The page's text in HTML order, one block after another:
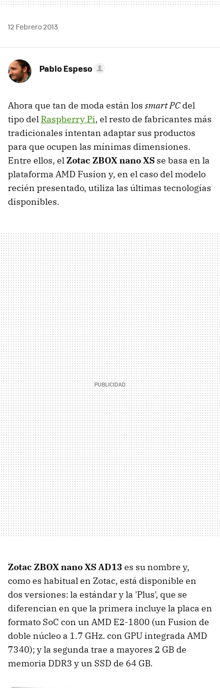
12 Febrero 2013
Pablo Espeso
Ahora que tan de moda están los smart PCdel
tipo del Raspberry Pi, el resto de fabricantes más
tradicionales intentan adaptar sus productos
para que ocupen las mínimas dimensiones.
Entre ellos, elZotac ZBOX nano XS se basa en la
plataforma AMD Fusion y, en el caso del modelo
recién presentado, utiliza las últimas tecnologías
disponibles.
Zotac ZBOX nano XS AD13 es su nombre y,
como es habitual en Zotac, está disponible en
dos versiones: la estándar y la 'Plus', que se
diferencian en que la primera incluye la placa en
formato SoC con un AMD E2-1800 (un Fusion de
doble núcleo a 1.7 GHz. con GPU integrada AMD
7340); y la segunda trae a mayores 2 GB de
memoria DDR3 y un SSD de 64 GB.